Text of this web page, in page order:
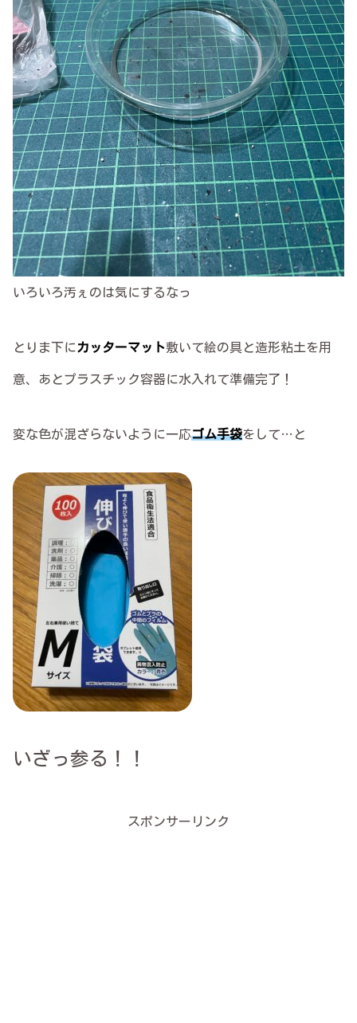
いろいろ汚ぇのは気にするなっ
とりま下に カッターマット敷いて絵の具と造形粘土を用
意、あとプラスチック容器に水入れて準備完了！
変な色が混ざらないように一応ゴム手袋をして…と
いざっ参る！！
スポンサーリンク